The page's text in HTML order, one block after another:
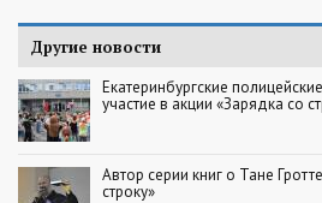
Другие новости
Екатеринбургские
участие в акции «Зарядка со
Автор серии книг о Тане
строку»